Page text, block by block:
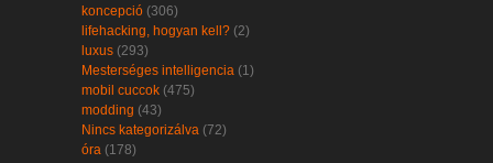
koncepció (306)
lifehacking, hogyan kell? (2)
luxus (293)
Mesterséges intelligencia (1)
mobil cuccok (475)
modding (43)
Nincs kategorizálva (72)
óra (178)